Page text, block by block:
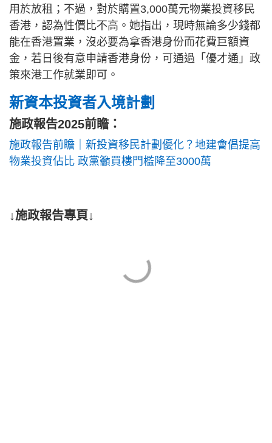
用於放租；不過，對於購置3,000萬元物業投資移民
香港，認為性價比不高。她指出，現時無論多少錢都
能在香港置業，沒必要為拿香港身份而花費巨額資
金，若日後有意申請香港身份，可通過「優才通」政
策來港工作就業即可。
新資本投資者入境計劃
施政報告2025前瞻：
施政報告前瞻｜新投資移民計劃優化？地建會倡提高
物業投資佔比 政黨籲買樓門檻降至3000萬
↓施政報告專頁↓